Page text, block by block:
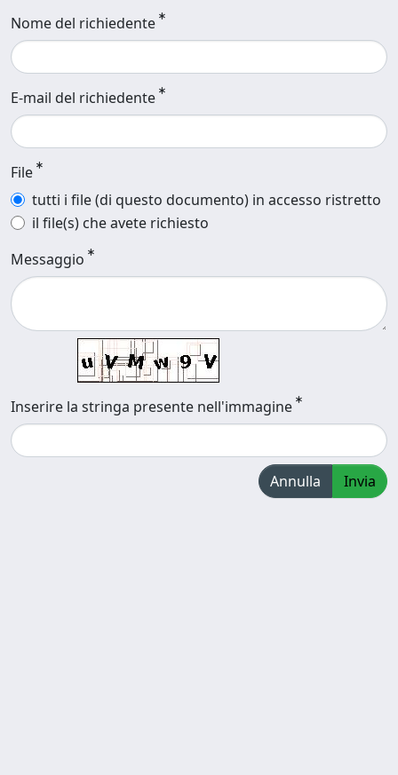
Nome del richiedente
E-mail del richiedente
File
tutti i file (di questo documento) in accesso ristretto
il file(s) che avete richiesto
Messaggio
Inserire la stringa presente nell'immagine
Annulla Invia